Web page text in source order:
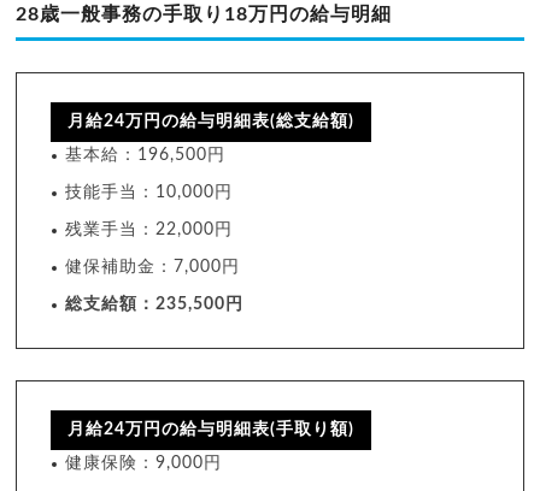
28歳一般事務の手取り18万円の給与明細
月給24万円の給与明細表(総支給額)
基本給：196,500円
技能手当：10,000円
残業手当：22,000円
健保補助金：7,000円
総支給額：235,500円
月給24万円の給与明細表(手取り額)
健康保険：9,000円